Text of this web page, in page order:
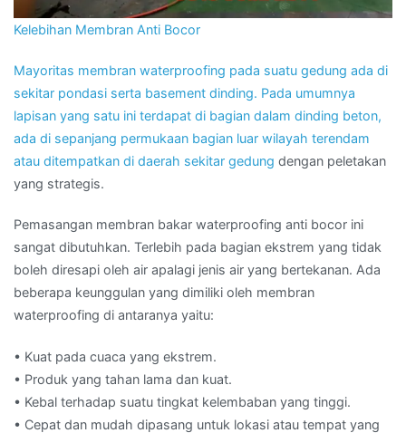
Kelebihan Membran Anti Bocor
Mayoritas membran waterproofing pada suatu gedung ada di
sekitar pondasi serta basement dinding. Pada umumnya
lapisan yang satu ini terdapat di bagian dalam dinding beton,
ada di sepanjang permukaan bagian luar wilayah terendam
atau ditempatkan di daerah sekitar gedung dengan peletakan
yang strategis.
Pemasangan membran bakar waterproofing anti bocor ini
sangat dibutuhkan. Terlebih pada bagian ekstrem yang tidak
boleh diresapi oleh air apalagi jenis air yang bertekanan. Ada
beberapa keunggulan yang dimiliki oleh membran
waterproofing di antaranya yaitu:
• Kuat pada cuaca yang ekstrem.
• Produk yang tahan lama dan kuat.
• Kebal terhadap suatu tingkat kelembaban yang tinggi.
• Cepat dan mudah dipasang untuk lokasi atau tempat yang